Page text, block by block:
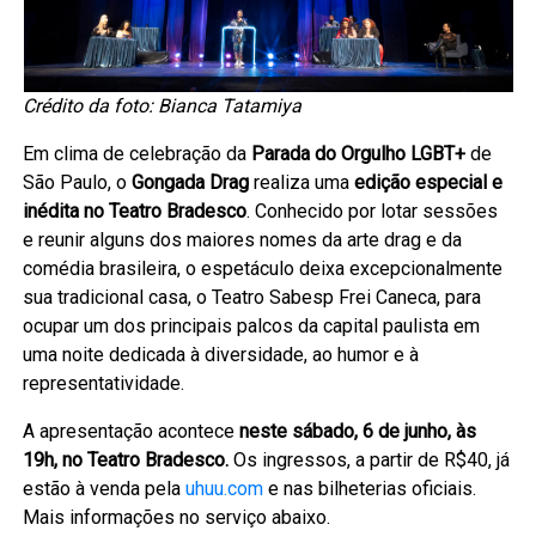
Crédito da foto: Bianca Tatamiya
Em clima de celebração da Parada do Orgulho LGBT+ de
São Paulo, oGongada Dragrealiza umaedição especial e
inédita no Teatro Bradesco. Conhecido por lotar sessões
e reunir alguns dos maiores nomes da arte drag e da
comédia brasileira, o espetáculo deixa excepcionalmente
sua tradicional casa, o Teatro Sabesp Frei Caneca, para
ocupar um dos principais palcos da capital paulista em
uma noite dedicada à diversidade, ao humor e à
representatividade.
A apresentação aconteceneste sábado, 6 de junho, às
19h, no Teatro Bradesco.Os ingressos, a partir de R$40, já
estão à venda pelauhuu.com e nas bilheterias oficiais.
Mais informações no serviço abaixo.